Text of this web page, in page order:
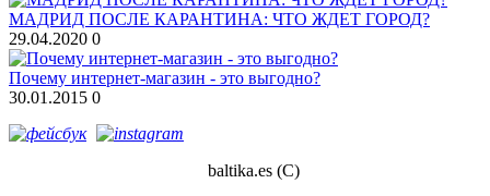
МАДРИД ПОСЛЕ КАРАНТИНА: ЧТО ЖДЕТ ГОРОД?
29.04.2020 0
Почему интернет-магазин - это выгодно?
30.01.2015 0
baltika.es (С)